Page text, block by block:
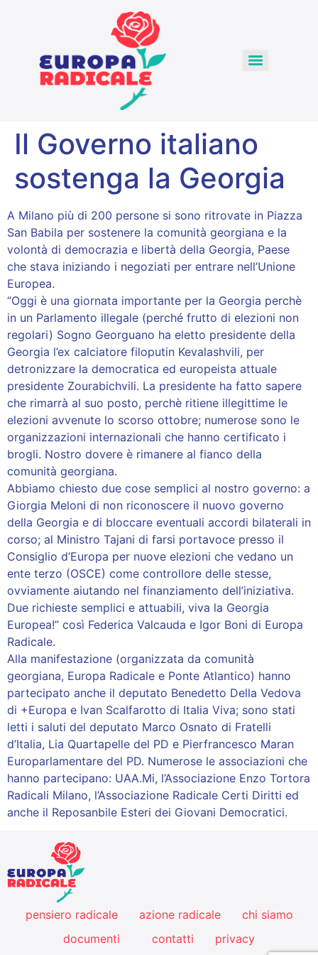
Il Governo italiano
sostenga la Georgia
A Milano più di 200 persone si sono ritrovate in Piazza
San Babila per sostenere la comunità georgiana e la
volontà di democrazia e libertà della Georgia, Paese
che stava iniziando i negoziati per entrare nell’Unione
Europea.
“Oggi è una giornata importante per la Georgia perchè
in un Parlamento illegale (perché frutto di elezioni non
regolari) Sogno Georguano ha eletto presidente della
Georgia l’ex calciatore filoputin Kevalashvili, per
detronizzare la democratica ed europeista attuale
presidente Zourabichvili. La presidente ha fatto sapere
che rimarrà al suo posto, perchè ritiene illegittime le
elezioni avvenute lo scorso ottobre; numerose sono le
organizzazioni internazionali che hanno certificato i
brogli. Nostro dovere è rimanere al fianco della
comunità georgiana.
Abbiamo chiesto due cose semplici al nostro governo: a
Giorgia Meloni di non riconoscere il nuovo governo
della Georgia e di bloccare eventuali accordi bilaterali in
corso; al Ministro Tajani di farsi portavoce presso il
Consiglio d’Europa per nuove elezioni che vedano un
ente terzo (OSCE) come controllore delle stesse,
ovviamente aiutando nel finanziamento dell’iniziativa.
Due richieste semplici e attuabili, viva la Georgia
Europea!” così Federica Valcauda e Igor Boni di Europa
Radicale.
Alla manifestazione (organizzata da comunità
georgiana, Europa Radicale e Ponte Atlantico) hanno
partecipato anche il deputato Benedetto Della Vedova
di +Europa e Ivan Scalfarotto di Italia Viva; sono stati
letti i saluti del deputato Marco Osnato di Fratelli
d’Italia, Lia Quartapelle del PD e Pierfrancesco Maran
Europarlamentare del PD. Numerose le associazioni che
hanno partecipano: UAA.Mi, l’Associazione Enzo Tortora
Radicali Milano, l’Associazione Radicale Certi Diritti ed
anche il Reposanbile Esteri dei Giovani Democratici.
pensiero radicale azione radicale
chi siamo
documenti
contatti privacy